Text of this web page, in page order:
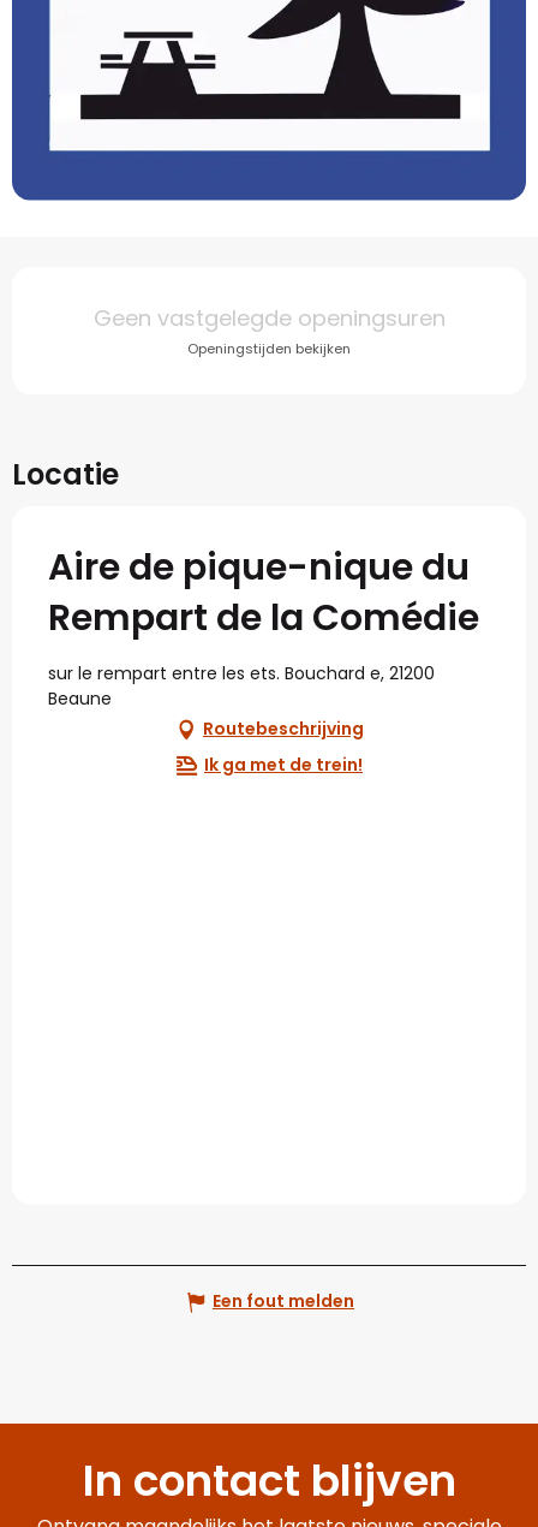
Openingstijden en
Geen vastgelegde openingsuren
Openingstijden bekijken
Locatie
Aire de pique-nique du
Rempart de la Comédie
sur le rempart entre les ets. Bouchard e, 21200
Beaune
Routebeschrijving
Ik ga met de trein!
Een fout melden
In contact blijven